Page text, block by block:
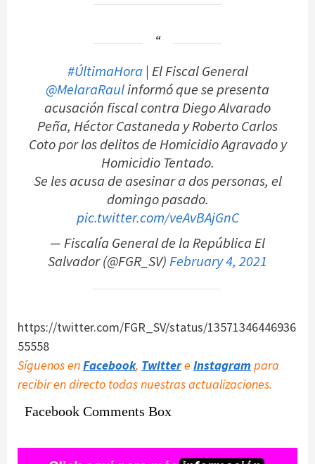
#ÚltimaHora | El Fiscal General
@MelaraRaulinformó que se presenta
acusación fiscal contra Diego Alvarado
Peña, Héctor Castaneda y Roberto Carlos
Coto por los delitos de Homicidio Agravado y
Homicidio Tentado.
Se les acusa de asesinar a dos personas, el
domingo pasado.
pic.twitter.com/veAvBAjGnC
— Fiscalía General de la República El
Salvador (@FGR_SV)February 4, 2021
https://twitter.com/FGR_SV/status/13571346446936
55558
Síguenos enFacebook, Twittere Instagram para
recibir en directo todas nuestras actualizaciones.
Facebook Comments Box